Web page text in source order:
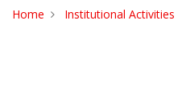
Home Institutional Activities